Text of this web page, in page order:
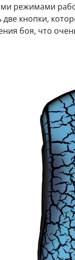
режимами
две кнопки,
боя, что